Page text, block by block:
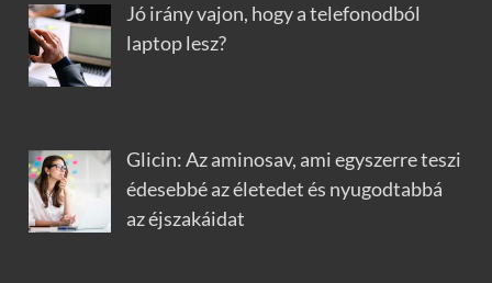
Jó irány vajon, hogy a telefonodból
laptop lesz?
Glicin: Az aminosav, ami egyszerre teszi
édesebbé az életedet és nyugodtabbá
az éjszakáidat